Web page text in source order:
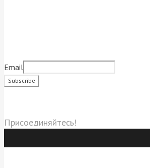
Email
Присоединяйтесь!